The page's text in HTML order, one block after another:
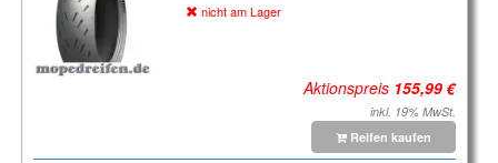
nicht am Lager
Aktionspreis
inkl. 19% MwSt.
Reifen kaufen